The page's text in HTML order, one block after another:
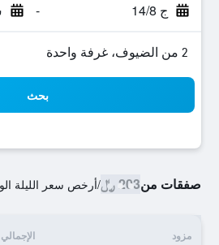
ج 14/8 -
2 من الضيوف، غرفة واحدة
بحث
صفقات من203 ﷼ /أرخص سعر الليلة
مزود